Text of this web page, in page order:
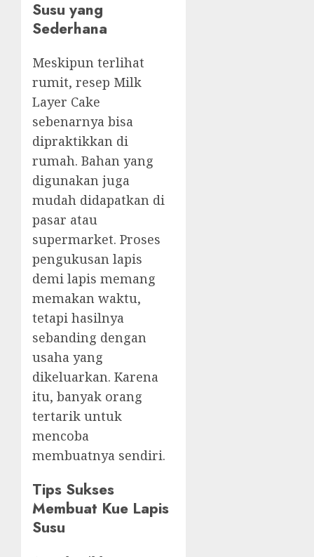
Susu yang
Sederhana
Meskipun terlihat
rumit, resep Milk
Layer Cake
sebenarnya bisa
dipraktikkan di
rumah. Bahan yang
digunakan juga
mudah didapatkan di
pasar atau
supermarket. Proses
pengukusan lapis
demi lapis memang
memakan waktu,
tetapi hasilnya
sebanding dengan
usaha yang
dikeluarkan. Karena
itu, banyak orang
tertarik untuk
mencoba
membuatnya sendiri.
Tips Sukses
Membuat Kue Lapis
Susu